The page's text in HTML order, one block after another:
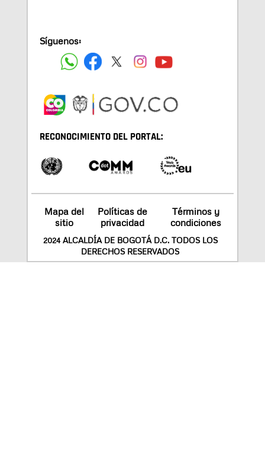
Síguenos:
RECONOCIMIENTO DEL PORTAL:
Mapa del
sitio
Políticas de
privacidad
Términos y
condiciones
2024 ALCALDÍA DE BOGOTÁ D.C. TODOS LOS
DERECHOS RESERVADOS